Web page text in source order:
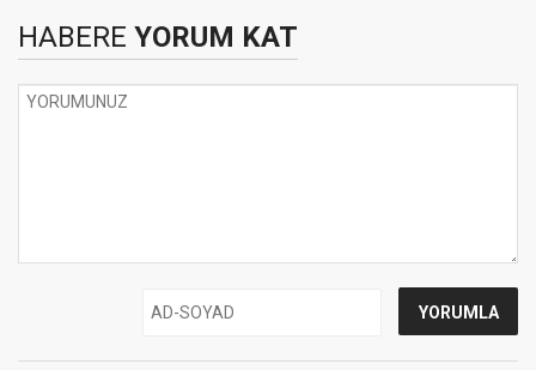
HABERE YORUM KAT